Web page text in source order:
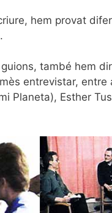
hem provat
també hem
entrevistar,
Planeta), Esther